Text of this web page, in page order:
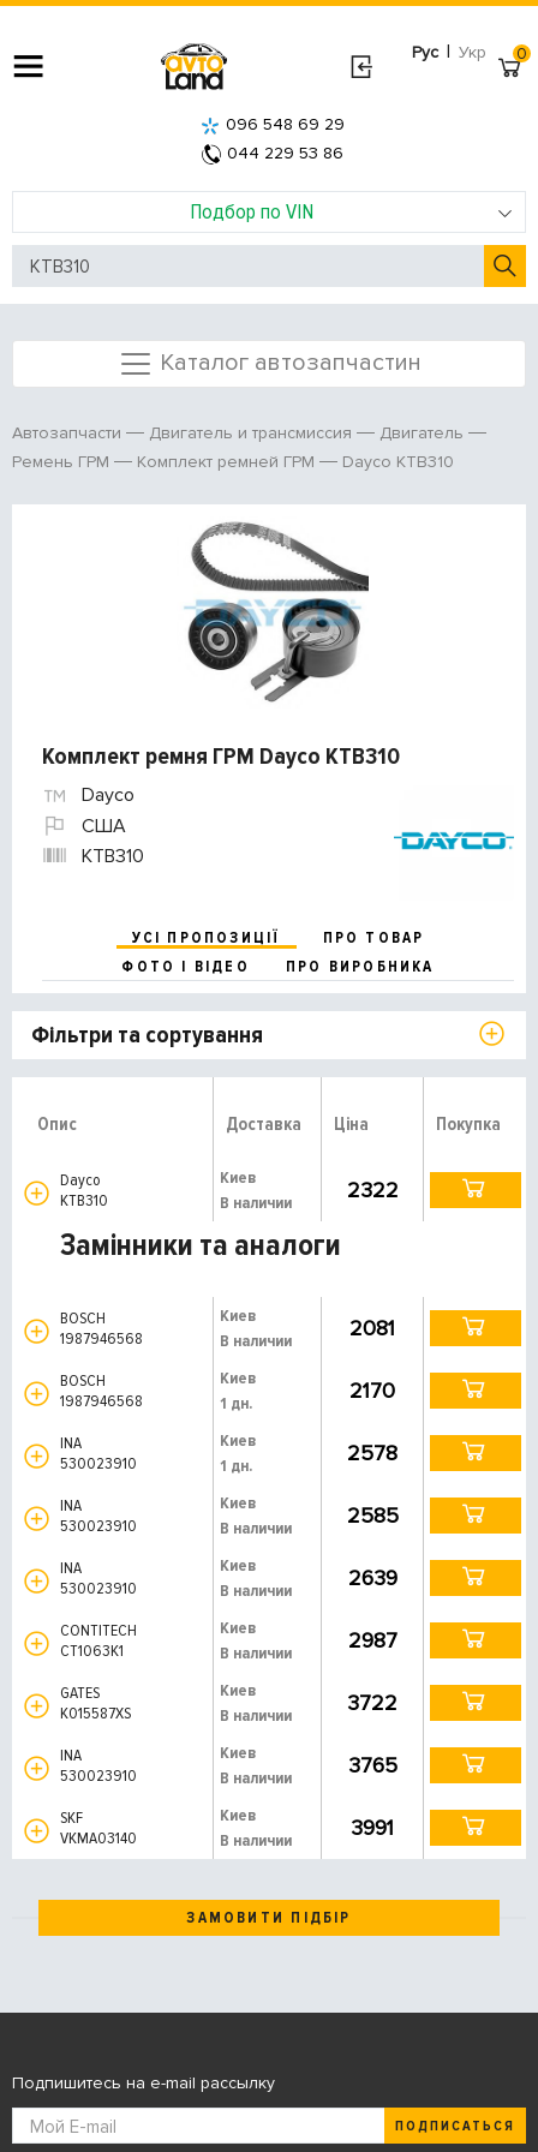
Рус | Укр
Подбор по VIN
096 548 69 29
044 229 53 86
0
Каталог автозапчастин
Автозапчасти Двигатель и трансмиссия
Двигатель
Ремень ГРМ
Комплект ремней ГРМ Dayco KTB310
Комплект ремня ГРМ Dayco KTB310
Dayco
США
KTB310
УСІ ПРОПОЗИЦІЇ
ПРО ТОВАР
ФОТО І ВІДЕО
ПРО ВИРОБНИКА
Фільтри та сортування
Опис Доставка Ціна Покупка
Dayco
KTB310
Киев
В наличии
2322
Замінники та аналоги
BOSCH
1987946568
Киев
В наличии
2081
BOSCH
1987946568
Киев
1 дн.
2170
INA
530023910
Киев
1 дн.
2578
INA
530023910
Киев
В наличии
2585
INA
530023910
Киев
В наличии
2639
CONTITECH
CT1063K1
Киев
В наличии
2987
GATES
K015587XS
Киев
В наличии
3722
INA
530023910
Киев
В наличии
3765
SKF
VKMA03140
Киев
В наличии
3991
ЗАМОВИТИ ПІДБІР
Подпишитесь на e-mail рассылку
ПОДПИСАТЬСЯ